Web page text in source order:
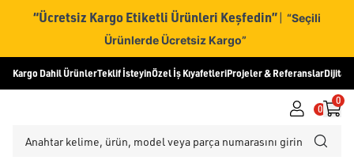
“Ücretsiz Kargo Etiketli Ürünleri Keşfedin” | “Seçili
Ürünlerde Ücretsiz Kargo”
Kargo Dahil ÜrünlerTeklif İsteyinÖzel İş KıyafetleriProjeler & ReferanslarDijital
0
0